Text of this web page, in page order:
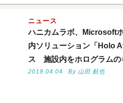
ニュース
ハニカムラボ、Microsoft
内ソリューション「Holo
ス 施設内をホログラムの
2019.04.04 By 山田 航也